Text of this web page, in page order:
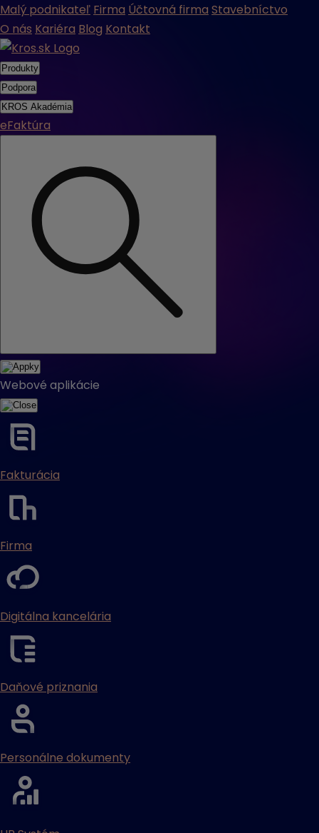
Malý podnikateľ Firma Účtovná firma Stavebníctvo
O nás Kariéra Blog Kontakt
Produkty
Podpora
KROS Akadémia
eFaktúra
Webové aplikácie
Fakturácia
Firma
Digitálna kancelária
Daňové priznania
Personálne dokumenty